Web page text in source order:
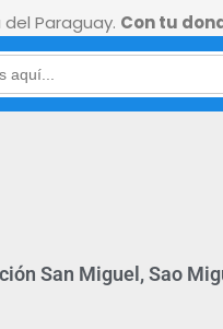
Paraguay. Con tu
San Miguel, Sao